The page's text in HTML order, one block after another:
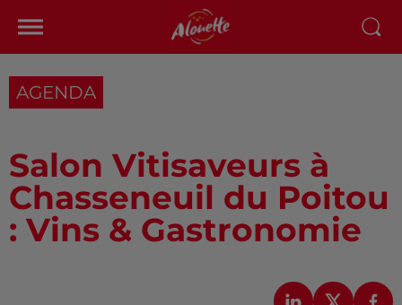
AGENDA
Salon Vitisaveurs à
Chasseneuil du Poitou
: Vins & Gastronomie